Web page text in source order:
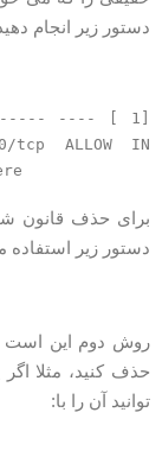
زیر انجام دهید:
-- ------ ---- [
tcp ALLOW
زیر استفاده
دوم این است
کنید، مثلا اگر
آن را با: